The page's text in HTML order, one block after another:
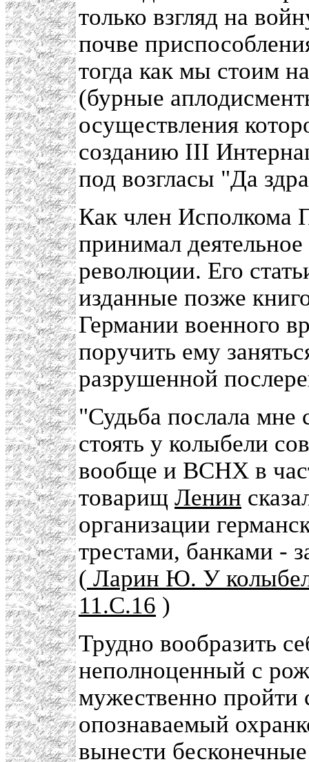
только взгляд на
почве
тогда как мы стоим
(бурные
осуществления
созданию III
под возгласы "Да
Как член Исполкома
принимал
революции. Его
изданные позже
Германии военного
поручить ему
разрушенной
"Судьба послала мне
стоять у колыбели
вообще и ВСНХ в
товарищ Ленин
организации
трестами, банками -
( Ларин Ю. У
11.С.16 )
Трудно вообразить
неполноценный с
мужественно пройти
опознаваемый
вынести